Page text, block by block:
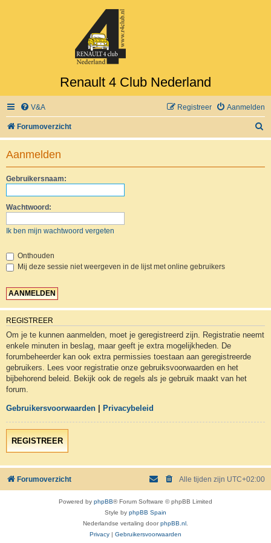
Renault 4 Club Nederland
V&A Aanmelden
Registreer
Forumoverzicht
o
Aanmelden
Gebruikersnaam:
Wachtwoord:
Ik ben mijn wachtwoord vergeten
Onthouden
Mij deze sessie niet weergeven in de lijst met online gebruikers
REGISTREER
Om je te kunnen aanmelden, moet je geregistreerd zijn. Registratie neemt
enkele minuten in beslag, maar geeft je extra mogelijkheden. De
forumbeheerder kan ook extra permissies toestaan aan geregistreerde
gebruikers. Lees voor registratie onze gebruiksvoorwaarden en het
bijbehorend beleid. Bekijk ook de regels als je gebruik maakt van het
forum.
Gebruikersvoorwaarden Privacybeleid
REGISTREER
Forumoverzicht Alle tijden zijn UTC+02:00
Powered by phpBB® Forum Software © phpBB Limited
Style by phpBB Spain
Nederlandse vertaling doorphpBB.nl .
Privacy
Gebruikersvoorwaarden